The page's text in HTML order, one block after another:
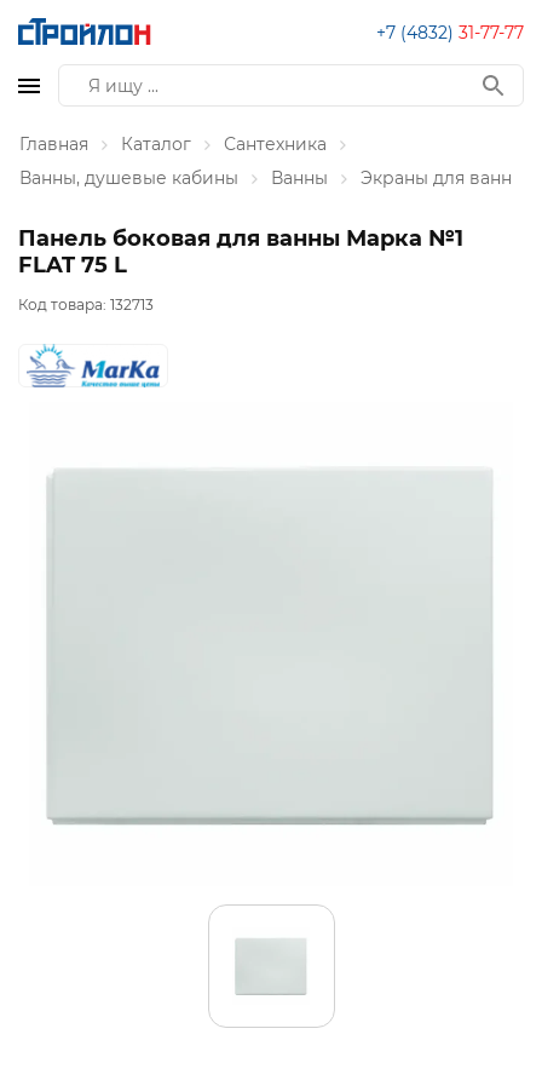
+7 (4832) 31-77-77
Главная Каталог
Сантехника
Ванны, душевые кабины
Ванны Экраны для ванн
Панель боковая для ванны Марка №1
FLAT 75 L
Код товара: 132713